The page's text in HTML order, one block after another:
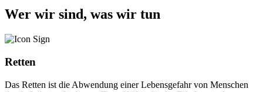
Wer wir sind, was wir tun
Retten
Das Retten ist die Abwendung einer Lebensgefahr von Menschen